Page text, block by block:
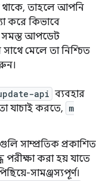
থাকে, তাহলে আপনি
করে কিভাবে
আপডেট
মেলে তা নিশ্চিত
api ব্যবহার
যাচাই করতে, m
সাম্প্রতিক প্রকাশিত
পরীক্ষা করা হয় যাতে
সামঞ্জস্যপূর্ণ।